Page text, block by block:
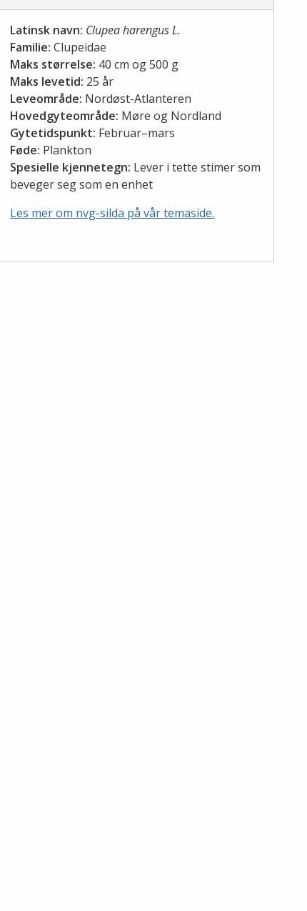
Latinsk navn: Clupea harengus L.
Familie: Clupeidae
Maks størrelse: 40 cm og 500 g
Maks levetid: 25 år
Leveområde: Nordøst-Atlanteren
Hovedgyteområde: Møre og Nordland
Gytetidspunkt: Februar–mars
Føde: Plankton
Spesielle kjennetegn: Lever i tette stimer som
beveger seg som en enhet
Les mer om nvg-silda på vår temaside.